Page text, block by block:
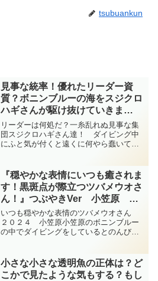
tsubuankun
見事な統率！優れたリーダー資
質？ボニンブルーの海をスジクロ
ハギさんが駆け抜けていきま
す！ ニザダイ diving-photo-
summary-tsubuankun
リーダーは何処だ？一糸乱れぬ見事な集
団スジクロハギさん達！ ダイビング中
にふと気が付くと遠くに何やら蠢いてい
やシマシマ模様のベラさんだと思われる
お魚さんがいるそんなサン...
『穏やかな表情にいつも癒されま
す！黒斑点が際立つツバメウオさ
ん！』つぶやきVer 小笠原
diving-photo‐tsubuankun
いつも穏やかな表情のツバメウオさん
２０２４ 小笠原小笠原のボニンブルー
の中でダイビングをしているとのんびり
メウオさんです・・・せかせかと泳いで
いないのでツバメウオさん...
小さな小さな透明魚の正体は？ど
こかで見たような気もする？もし